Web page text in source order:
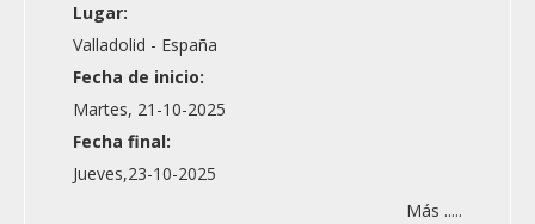
Lugar:
Valladolid - España
Fecha de inicio:
Martes, 21-10-2025
Fecha final:
Jueves,23-10-2025
Más .....